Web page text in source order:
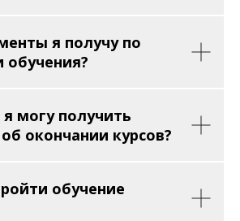
я получу по
обучения?
могу получить
окончании курсов?
обучение